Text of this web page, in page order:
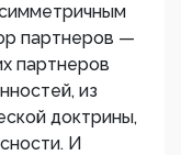
партнеров —
партнеров
из
доктрины,
И